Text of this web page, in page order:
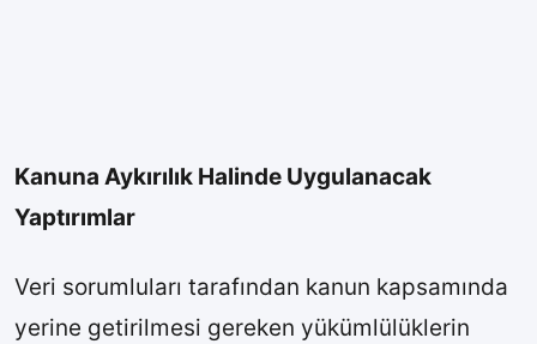
Kanuna Aykırılık Halinde Uygulanacak
Yaptırımlar
Veri sorumluları tarafından kanun kapsamında
yerine getirilmesi gereken yükümlülüklerin